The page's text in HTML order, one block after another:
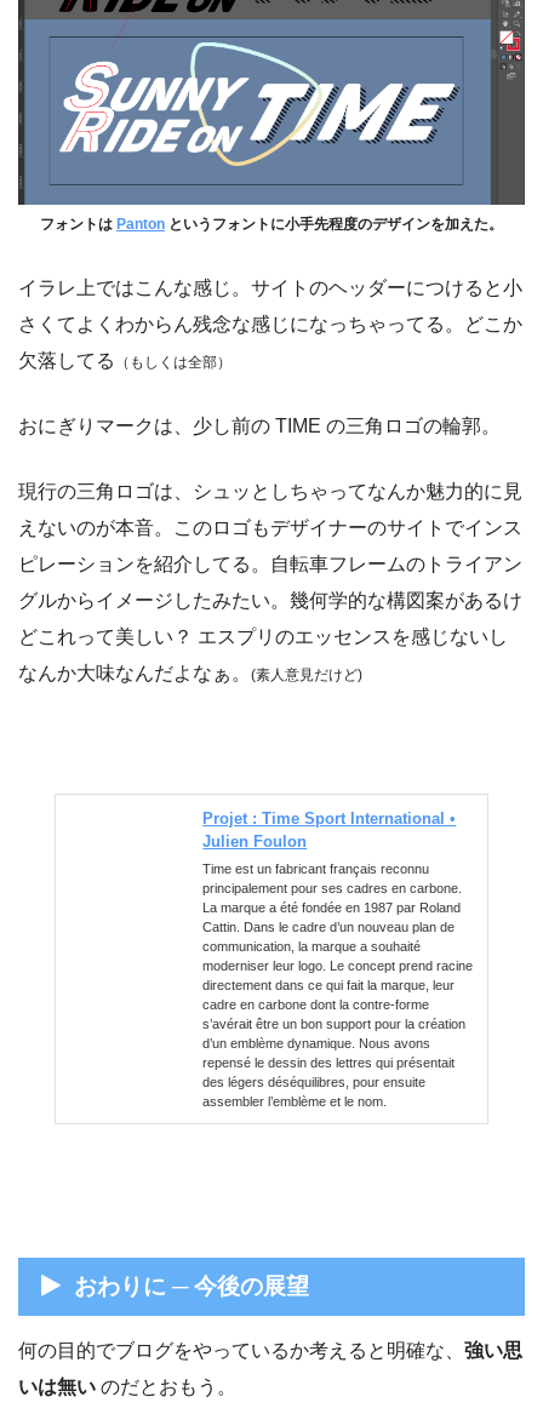
フォントは Panton というフォントに小手先程度のデザインを加えた。
イラレ上ではこんな感じ。サイトのヘッダーにつけると小
さくてよくわからん残念な感じになっちゃってる。どこか
欠落してる
（もしくは全部）
おにぎりマークは、少し前の TIME の三角ロゴの輪郭。
現行の三角ロゴは、シュッとしちゃってなんか魅力的に見
えないのが本音。このロゴもデザイナーのサイトでインス
ピレーションを紹介してる。自転車フレームのトライアン
グルからイメージしたみたい。幾何学的な構図案があるけ
どこれって美しい？ エスプリのエッセンスを感じないし
なんか大味なんだよなぁ。
(素人意見だけど)
Projet : Time Sport International •
Julien Foulon
Time est un fabricant français reconnu
principalement pour ses cadres en carbone.
La marque a été fondée en 1987 par Roland
Cattin. Dans le cadre d’un nouveau plan de
communication, la marque a souhaité
moderniser leur logo. Le concept prend racine
directement dans ce qui fait la marque, leur
cadre en carbone dont la contre-forme
s’avérait être un bon support pour la création
d’un emblème dynamique. Nous avons
repensé le dessin des lettres qui présentait
des légers déséquilibres, pour ensuite
assembler l’emblème et le nom.
おわりに ─ 今後の展望
何の目的でブログをやっているか考えると明確な、 強い思
いは無い のだとおもう。